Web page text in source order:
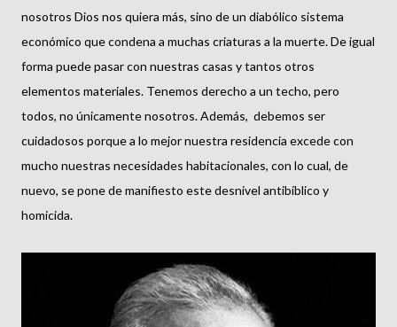
nosotros Dios nos quiera más, sino de un diabólico sistema
económico que condena a muchas criaturas a la muerte. De igual
forma puede pasar con nuestras casas y tantos otros
elementos materiales. Tenemos derecho a un techo, pero
todos, no únicamente nosotros. Además, debemos ser
cuidadosos porque a lo mejor nuestra residencia excede con
mucho nuestras necesidades habitacionales, con lo cual, de
nuevo, se pone de manifiesto este desnivel antibíblico y
homicida.